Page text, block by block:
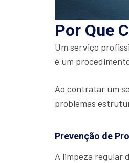
Por Que
Um serviço
é um
Ao contratar um
problemas
Prevenção de
A limpeza regular